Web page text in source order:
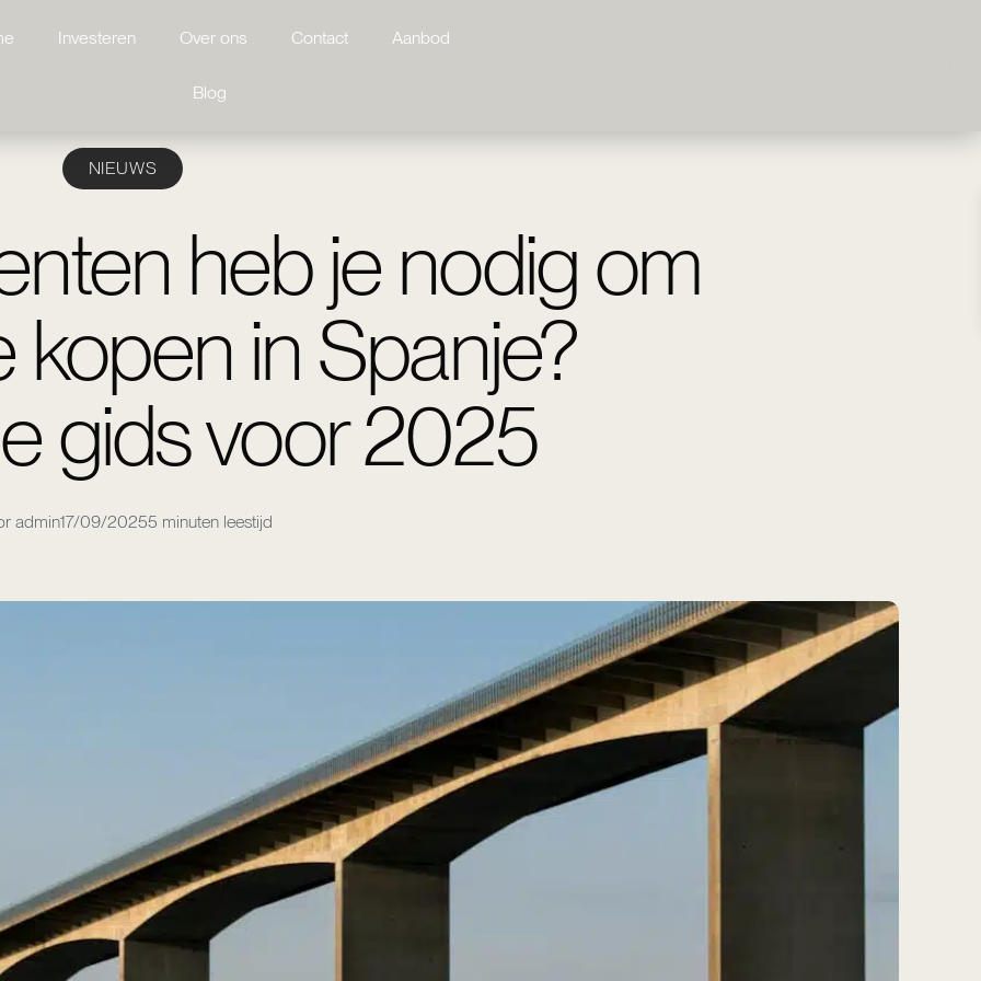
Investeren Over ons Contact Aanbod
Blog
NIEUWS
heb je nodig om
kopen in Spanje?
gids voor 2025
admin17/09/20255 minuten leestijd